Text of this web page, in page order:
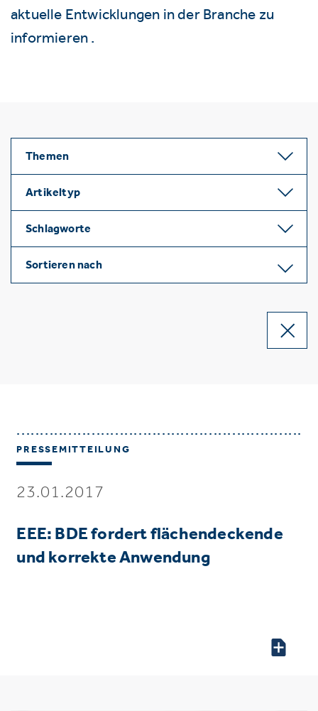
aktuelle Entwicklungen in der Branche zu
informieren .
Themen
Artikeltyp
Schlagworte
Sortieren nach
PRESSEMITTEILUNG
23.01.2017
EEE: BDE fordert flächendeckende
und korrekte Anwendung